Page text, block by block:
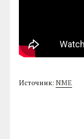
Источник:NME